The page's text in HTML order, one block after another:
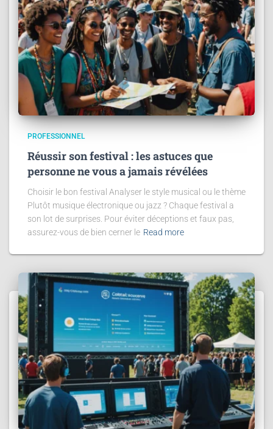
PROFESSIONNEL
Réussir son festival : les astuces que
personne ne vous a jamais révélées
Choisir le bon festival Analyser le style musical ou le thème
Plutôt musique électronique ou jazz ? Chaque festival a
son lot de surprises. Pour éviter déceptions et faux pas,
assurez-vous de bien cerner le Read more